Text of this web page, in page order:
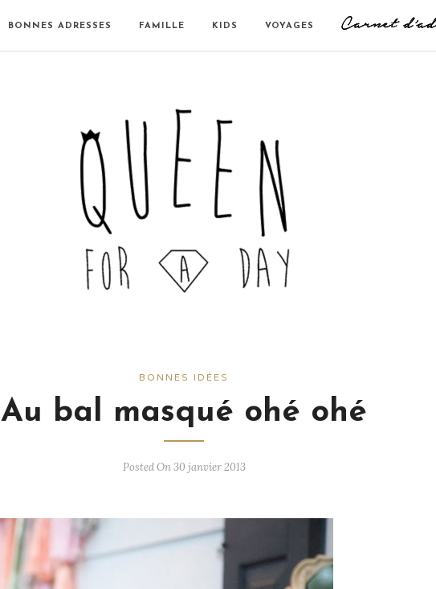
BONNES ADRESSES FAMILLE KIDS VOYAGES
BONNES IDÉES
Au bal masqué ohé ohé
Posted On 30 janvier 2013